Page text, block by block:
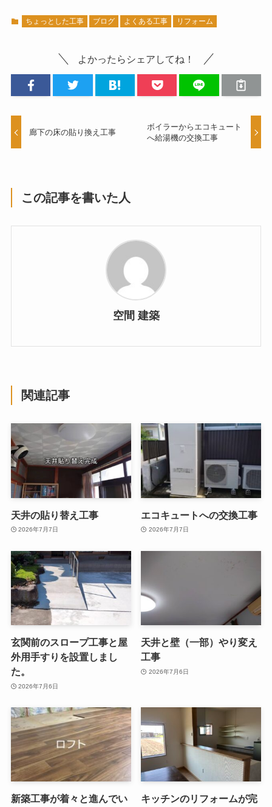
ちょっとした工事 ブログ よくある工事 リフォーム
よかったらシェアしてね！
廊下の床の貼り換え工事
ボイラーからエコキュート
へ給湯機の交換工事
この記事を書いた人
空間 建築
関連記事
天井の貼り替え工事
2026年7月7日
エコキュートへの交換工事
2026年7月7日
玄関前のスロープ工事と屋
外用手すりを設置しまし
た。
2026年7月6日
天井と壁（一部）やり変え
工事
2026年7月6日
新築工事が着々と進んでい
キッチンのリフォームが完